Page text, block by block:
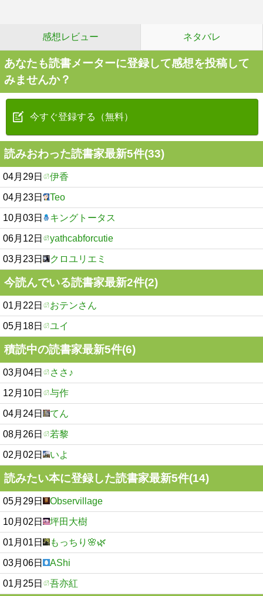
感想レビュー ネタバレ
あなたも読書メーターに登録して感想を投稿して
みませんか？
今すぐ登録する（無料）
読みおわった読書家最新5件(33)
04月29日 伊香
04月23日 Teo
10月03日 キングトータス
06月12日 yathcabforcutie
03月23日 クロユリエミ
今読んでいる読書家最新2件(2)
01月22日 おテンさん
05月18日 ユイ
積読中の読書家最新5件(6)
03月04日 ささ♪
12月10日 与作
04月24日 てん
08月26日 若黎
02月02日 いよ
読みたい本に登録した読書家最新5件(14)
05月29日 Observillage
10月02日 坪田大樹
01月01日 もっちり🌸🌿
03月06日 AShi
01月25日 吾亦紅